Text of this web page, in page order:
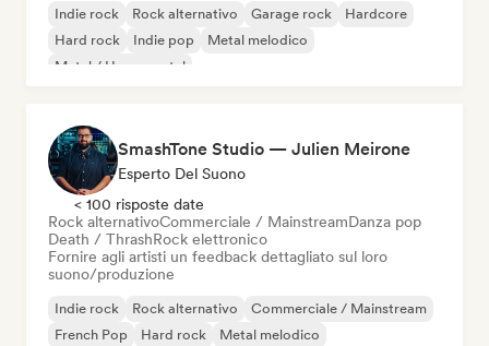
Indie rock Rock alternativo Garage rock
Hardcore
Hard rock
Indie pop
Metal melodico
Metal / Heavy metal
SmashTone Studio — Julien Meirone
Esperto Del Suono
< 100 risposte date
Rock alternativoCommerciale / MainstreamDanza pop
Death / ThrashRock elettronico
Fornire agli artisti un feedback dettagliato sul loro
suono/produzione
Indie rock Rock alternativo
Commerciale / Mainstream
French Pop
Hard rock Metal melodico